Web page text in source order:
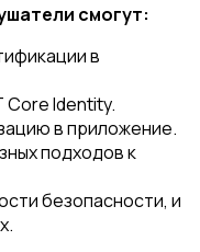
смогут:
в
Core Identity.
в приложение.
подходов к
безопасности, и